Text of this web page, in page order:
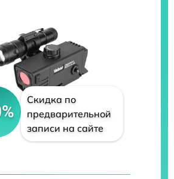
Скидка по
предварительной
записи на сайте